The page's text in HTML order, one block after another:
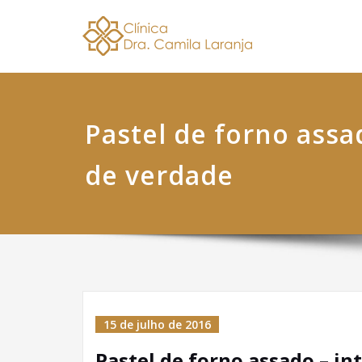
Pastel de forno
de verdade
15 de julho de 2016